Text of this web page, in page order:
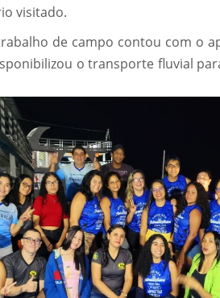
visitado.
de campo contou com o
o transporte fluvial